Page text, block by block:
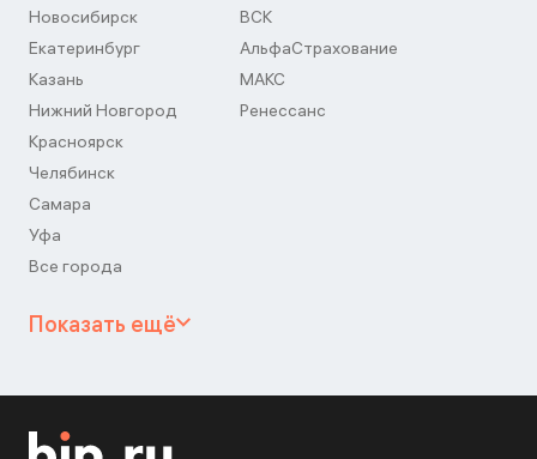
Новосибирск
Екатеринбург
Казань
Нижний Новгород
Красноярск
Челябинск
Самара
Уфа
Все города
ВСК
АльфаСтрахование
МАКС
Ренессанс
Показать ещё